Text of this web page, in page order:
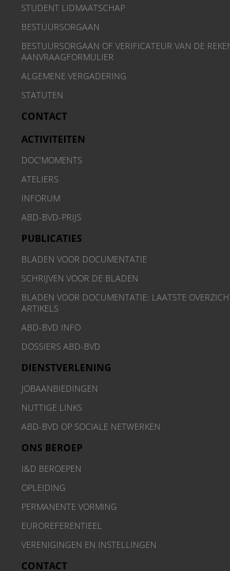
STUDENT LIDMAATSCHAP
BESTUURSORGAAN
BESTUURSORGAAN OF VERIFICATEUR VAN DE
AANVRAAGFORMULIER
ALGEMENE VERGADERING
STATUTEN
CONTACT
ACTIVITEITEN
DOC’MOMENTS
ATELIERS
INFORUM
ABD-BVD-PRIJS
PUBLICATIES
BLADEN VOOR DOCUMENTATIE
SCHRIJVEN VOOR DE BLADEN
BLADEN VOOR DOCUMENTATIE: LAATSTE
ARTIKELS
ABD-BVD INFO
DOSSIERS ABD-BVD
DIENSTVERLENING
JOBAANBIEDINGEN
NUTTIGE LINKS
ABD-BVD OP SOCIALE NETWERKEN
ONS BEROEP
I&D BEROEPEN
OPLEIDING
PERMANENTE VORMING
EUROREFERENTIEEL
VERENIGINGEN EN INSTELLINGEN
CONTACT